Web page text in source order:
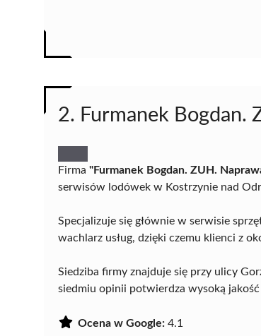
2. Furmanek Bogdan.
Firma "Furmanek Bogdan. ZUH.
serwisów lodówek w Kostrzynie nad
Specjalizuje się głównie w serwisie
wachlarz usług, dzięki czemu klienci z
Siedziba firmy znajduje się przy ulicy
siedmiu opinii potwierdza wysoką
Ocena w Google: 4.1